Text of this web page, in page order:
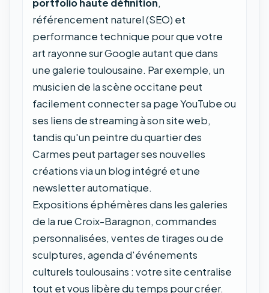
portfolio haute définition,
référencement naturel (SEO) et
performance technique pour que votre
art rayonne sur Google autant que dans
une galerie toulousaine. Par exemple, un
musicien de la scène occitane peut
facilement connecter sa page YouTube ou
ses liens de streaming à son site web,
tandis qu'un peintre du quartier des
Carmes peut partager ses nouvelles
créations via un blog intégré et une
newsletter automatique.
Expositions éphémères dans les galeries
de la rue Croix-Baragnon, commandes
personnalisées, ventes de tirages ou de
sculptures, agenda d'événements
culturels toulousains : votre site centralise
tout et vous libère du temps pour créer.